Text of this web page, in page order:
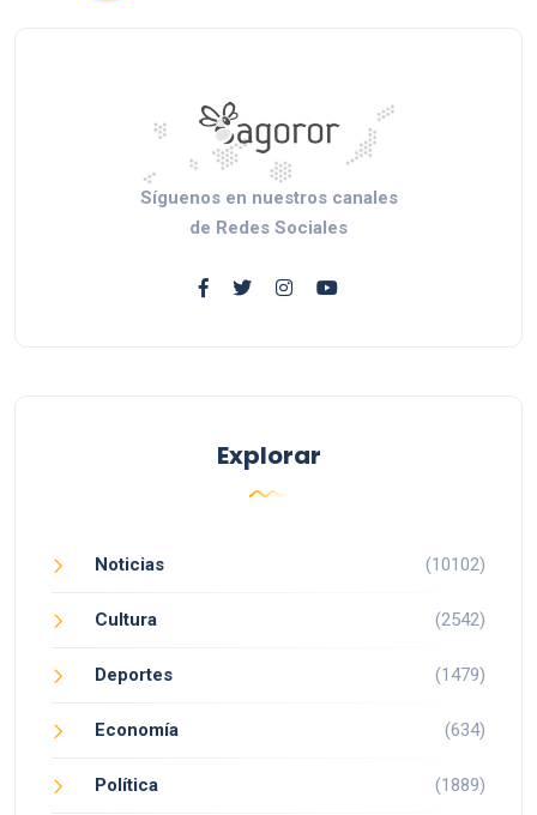
Síguenos en nuestros canales
de Redes Sociales
Explorar
Noticias (10102)
Cultura (2542)
Deportes (1479)
Economía (634)
Política (1889)